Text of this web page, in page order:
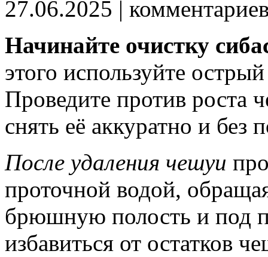
27.06.2025 |
Начинайте очистку
этого используйте
Проведите против роста
снять её аккуратно и без
После удаления чешуи
проточной водой,
брюшную полость и под
избавиться от остатков